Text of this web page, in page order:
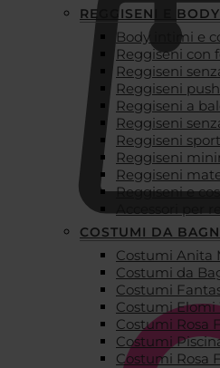
REGGISENI E BODY
Body intimi e
Reggiseni con
Reggiseni
Reggiseni
Reggiseni a
Reggiseni
Reggiseni
Reggiseni
Reggiseni
Reggiseni e
Accessori per
COSTUMI DA
Costumi Anita
Costumi da
Costumi
Costumi Elomi
Costumi Rosa
Costumi
Costumi Rosa